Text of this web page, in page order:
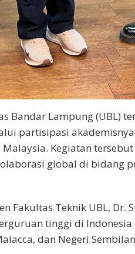
Bandar Lampung (UBL)
partisipasi
Kegiatan
global di bidang
Fakultas Teknik UBL, Dr.
tinggi di
dan Negeri